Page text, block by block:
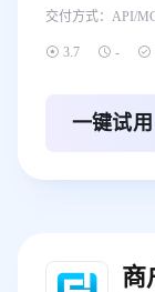
考常见文体 英
类主观题
交付方式： API/
 3.7  - 
一键试用
商